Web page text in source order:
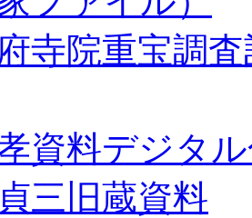
寺院重宝調
資料デジタ
三旧蔵資料